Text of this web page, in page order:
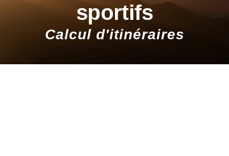
sportifs
Calcul d'itinéraires